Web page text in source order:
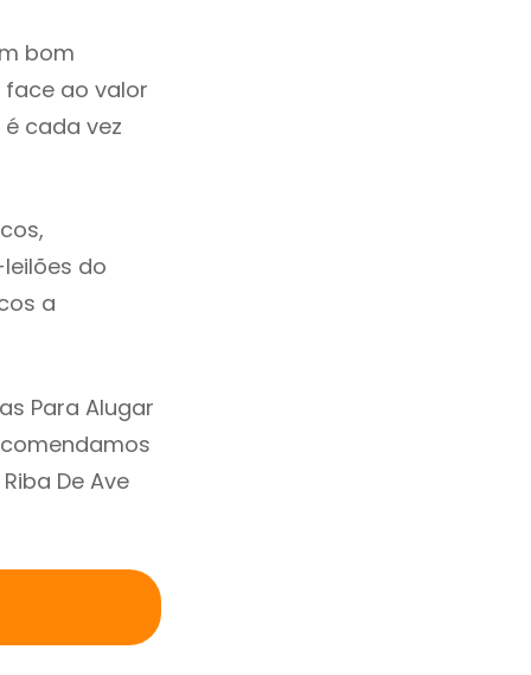
bom
ao valor
cada vez
do
a
Para Alugar
De Ave